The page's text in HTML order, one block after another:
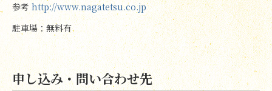
参考 http://www.nagatetsu.co.jp
駐車場：無料有
申し込み・問い合わせ先